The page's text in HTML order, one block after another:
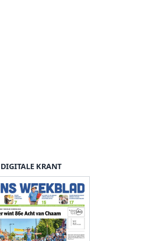
DIGITALE KRANT